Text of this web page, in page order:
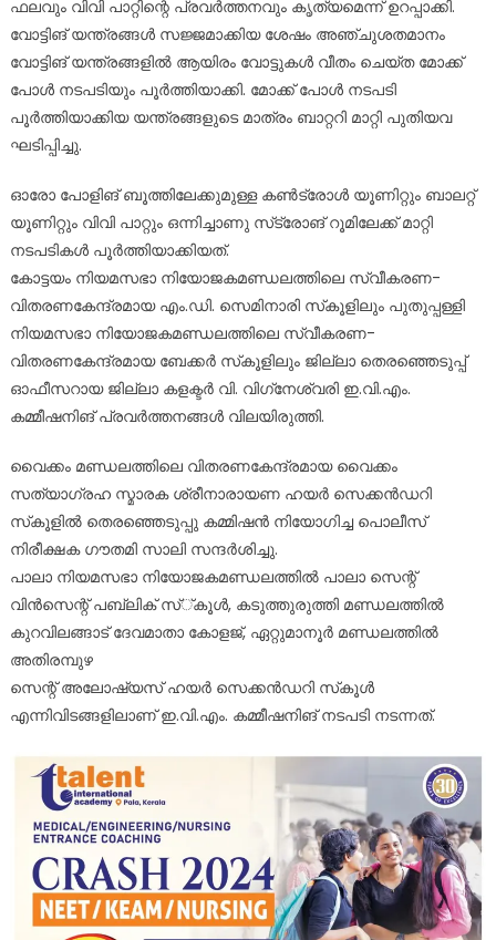
ഫലവും വിവി പാറ്റിന്റെ പ്രവർത്തനവും കൃത്യമെന്ന് ഉറപ്പാക്കി.
വോട്ടിങ് യന്ത്രങ്ങൾ സജ്ജമാക്കിയ ശേഷം അഞ്ചുശതമാനം
വോട്ടിങ് യന്ത്രങ്ങളിൽ ആയിരം വോട്ടുകൾ വീതം ചെയ്ത മോക്ക്
പോൾ നടപടിയും പൂർത്തിയാക്കി. മോക്ക് പോൾ നടപടി
പൂർത്തിയാക്കിയ യന്ത്രങ്ങളുടെ മാത്രം ബാറ്ററി മാറ്റി പുതിയവ
ഘടിപ്പിച്ചു.
ഓരോ പോളിങ് ബൂത്തിലേക്കുമുള്ള കൺട്രോൾ യൂണിറ്റും ബാലറ്റ്
യൂണിറ്റും വിവി പാറ്റും ഒന്നിച്ചാണു സ്‌ട്രോങ് റൂമിലേക്ക് മാറ്റി
നടപടികൾ പൂർത്തിയാക്കിയത്.
കോട്ടയം നിയമസഭാ നിയോജകമണ്ഡലത്തിലെ സ്വീകരണ-
വിതരണകേന്ദ്രമായ എം.ഡി. സെമിനാരി സ്‌കൂളിലും പുതുപ്പള്ളി
നിയമസഭാ നിയോജകമണ്ഡലത്തിലെ സ്വീകരണ-
വിതരണകേന്ദ്രമായ ബേക്കർ സ്‌കൂളിലും ജില്ലാ തെരഞ്ഞെടുപ്പ്
ഓഫീസറായ ജില്ലാ കളക്ടർ വി. വിഗ്‌നേശ്വരി ഇ.വി.എം.
കമ്മീഷനിങ് പ്രവർത്തനങ്ങൾ വിലയിരുത്തി.
വൈക്കം മണ്ഡലത്തിലെ വിതരണകേന്ദ്രമായ വൈക്കം
സത്യാഗ്രഹ സ്മാരക ശ്രീനാരായണ ഹയർ സെക്കൻഡറി
സ്‌കൂളിൽ തെരഞ്ഞെടുപ്പു കമ്മിഷൻ നിയോഗിച്ച പൊലീസ്
നിരീക്ഷക ഗൗതമി സാലി സന്ദർശിച്ചു.
പാലാ നിയമസഭാ നിയോജകമണ്ഡലത്തിൽ പാലാ സെന്റ്
വിൻസെന്റ് പബ്ലിക് സ്്കൂൾ, കടുത്തുരുത്തി മണ്ഡലത്തിൽ
കുറവിലങ്ങാട് ദേവമാതാ കോളജ്, ഏറ്റുമാനൂർ മണ്ഡലത്തിൽ
അതിരമ്പുഴ
സെന്റ് അലോഷ്യസ് ഹയർ സെക്കൻഡറി സ്‌കൂൾ
എന്നിവിടങ്ങളിലാണ് ഇ.വി.എം. കമ്മീഷനിങ് നടപടി നടന്നത്.